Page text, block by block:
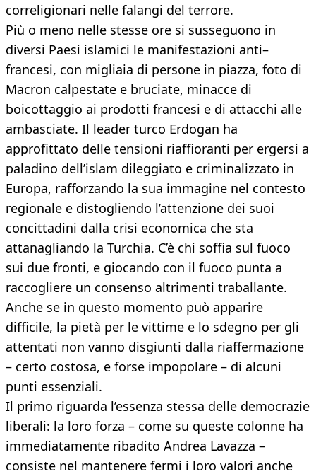
correligionari nelle falangi del terrore.
Più o meno nelle stesse ore si susseguono in
diversi Paesi islamici le manifestazioni anti–
francesi, con migliaia di persone in piazza, foto di
Macron calpestate e bruciate, minacce di
boicottaggio ai prodotti francesi e di attacchi alle
ambasciate. Il leader turco Erdogan ha
approfittato delle tensioni riaffioranti per ergersi a
paladino dell’islam dileggiato e criminalizzato in
Europa, rafforzando la sua immagine nel contesto
regionale e distogliendo l’attenzione dei suoi
concittadini dalla crisi economica che sta
attanagliando la Turchia. C’è chi soffia sul fuoco
sui due fronti, e giocando con il fuoco punta a
raccogliere un consenso altrimenti traballante.
Anche se in questo momento può apparire
difficile, la pietà per le vittime e lo sdegno per gli
attentati non vanno disgiunti dalla riaffermazione
– certo costosa, e forse impopolare – di alcuni
punti essenziali.
Il primo riguarda l’essenza stessa delle democrazie
liberali: la loro forza – come su queste colonne ha
immediatamente ribadito Andrea Lavazza –
consiste nel mantenere fermi i loro valori anche